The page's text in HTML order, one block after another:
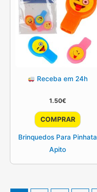
Receba em 24h
1.50€
COMPRAR
Brinquedos Para Pinhata
Apito